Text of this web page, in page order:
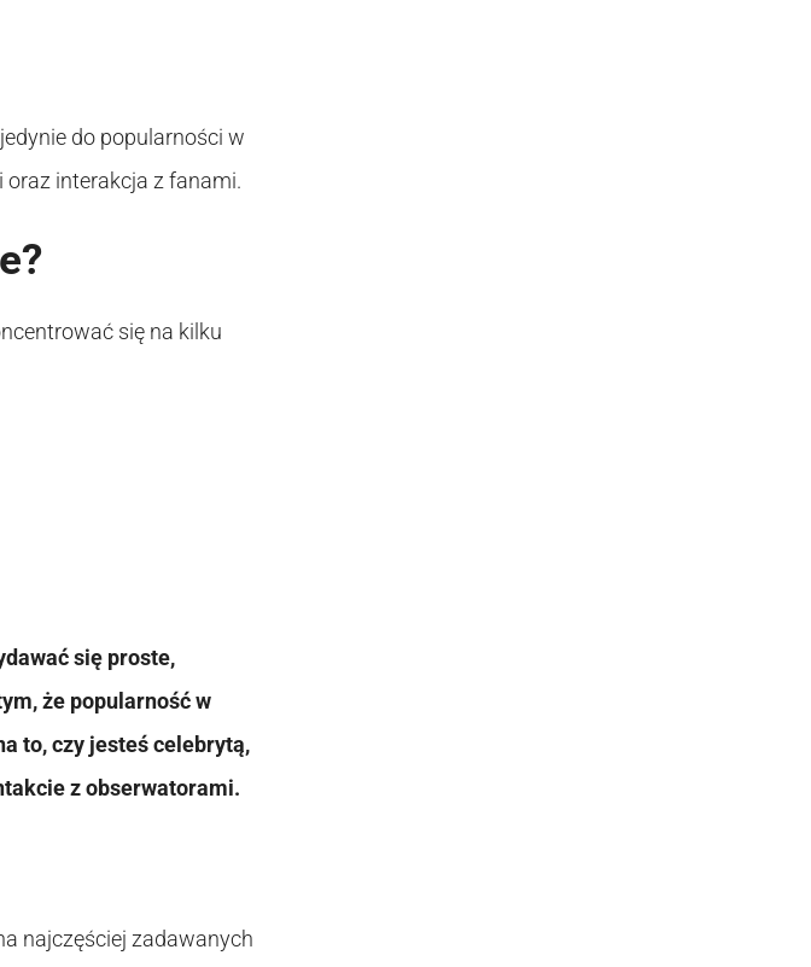
do popularności w
oraz interakcja z fanami.
się na kilku
się proste,
że popularność w
to, czy jesteś celebrytą,
z obserwatorami.
najczęściej zadawanych